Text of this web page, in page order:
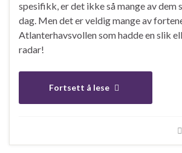
spesifikk, er det ikke så mange av dem
dag. Men det er veldig mange av
Atlanterhavsvollen som hadde en slik
radar!
Fortsett å lese